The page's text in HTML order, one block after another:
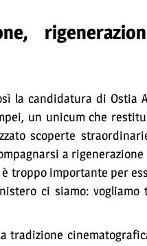
candidatura di Ostia
un unicum che
scoperte
a
troppo importante per
ci siamo: